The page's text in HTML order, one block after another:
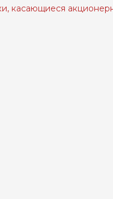
касающиеся